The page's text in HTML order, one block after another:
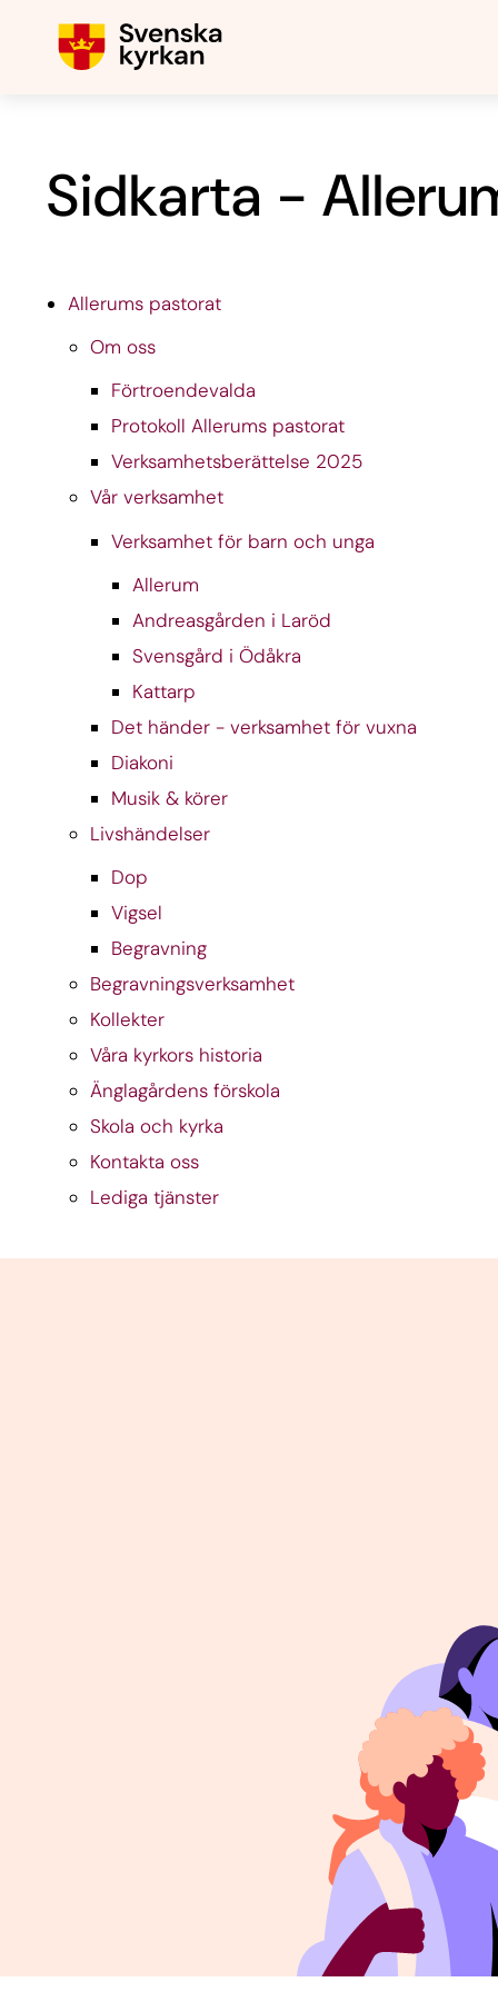
Sidkarta -
Allerums pastorat
Om oss
Förtroendevalda
Protokoll Allerums pastorat
Verksamhetsberättelse 2025
Vår verksamhet
Verksamhet för barn och unga
Allerum
Andreasgården i Laröd
Svensgård i Ödåkra
Kattarp
Det händer - verksamhet för vuxna
Diakoni
Musik & körer
Livshändelser
Dop
Vigsel
Begravning
Begravningsverksamhet
Kollekter
Våra kyrkors historia
Änglagårdens förskola
Skola och kyrka
Kontakta oss
Lediga tjänster